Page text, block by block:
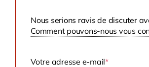
Nous serions ravis de discuter
Comment pouvons-nous vous
Votre adresse e-mail*